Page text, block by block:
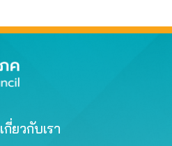
เกี่ยวกับเรา